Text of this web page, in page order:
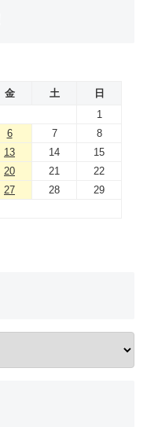
金 土
日
1
6 7
8
13 14
15
20 21
22
27 28
29